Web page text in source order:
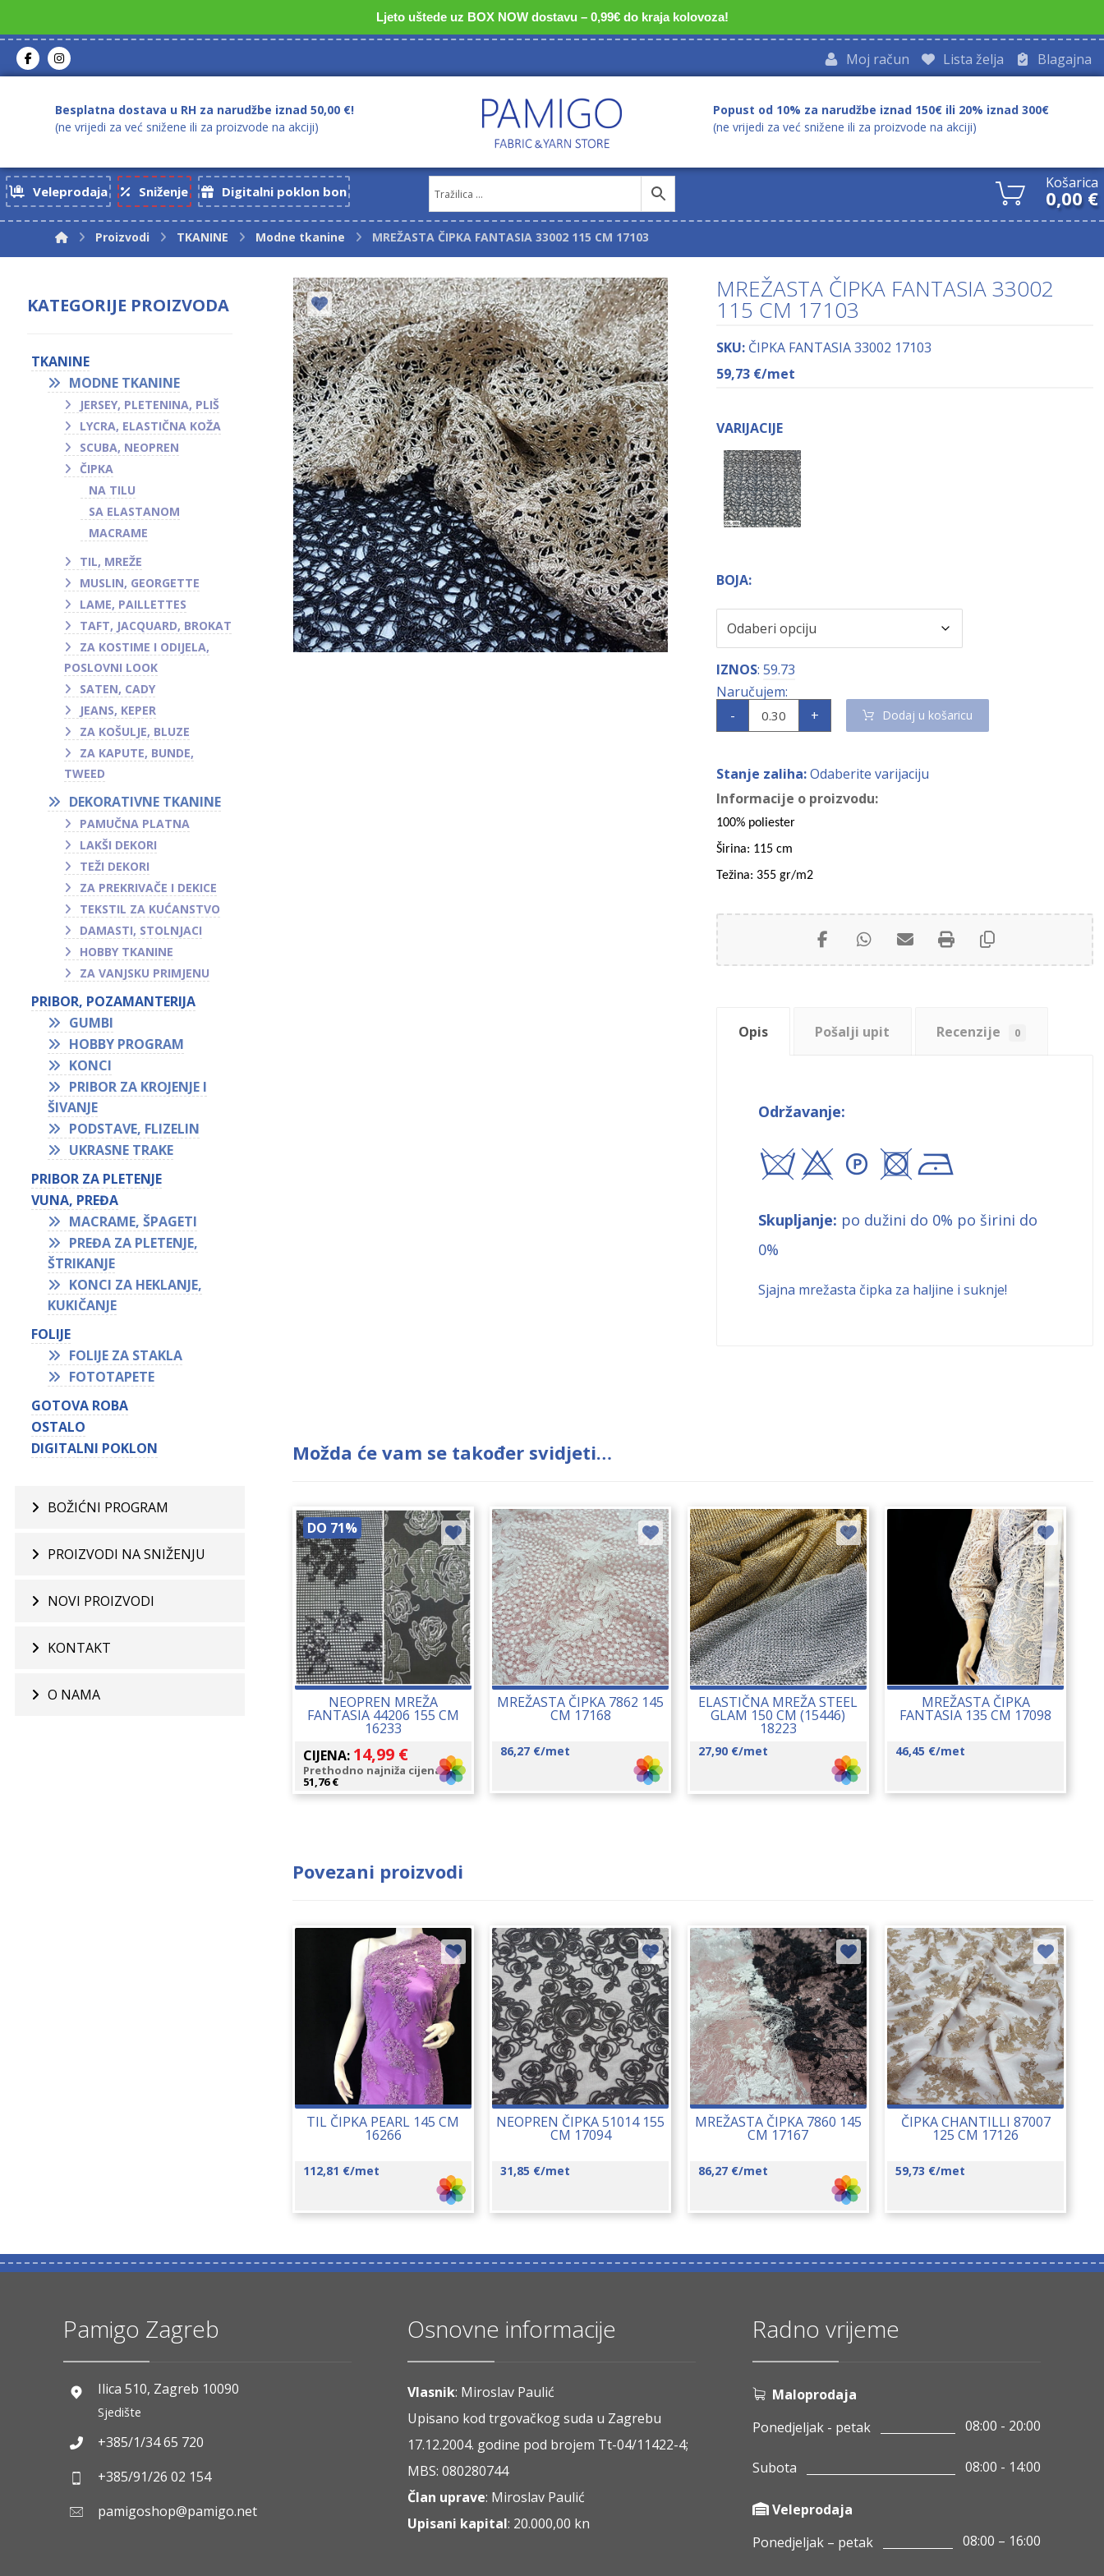
Ljeto uštede uz BOX NOW dostavu – 0,99€ do kraja kolovoza!
Blagajna
Lista želja
Moj račun
Besplatna dostava u RH za narudžbe iznad 50,00 €!
(ne vrijedi za već snižene ili za proizvode na akciji)
Popust od 10% za narudžbe iznad 150€ ili 20% iznad 300€
(ne vrijedi za već snižene ili za proizvode na akciji)
Veleprodaja Sniženje Digitalni poklon bon Košarica
0,00 €
Proizvodi TKANINE Modne tkanine MREŽASTA ČIPKA FANTASIA 33002 115 CM 17103
MREŽASTA ČIPKA FANTASIA 33002
115 CM 17103
SKU: ČIPKA FANTASIA 33002 17103
59,73 €/met
VARIJACIJE
BOJA:
IZNOS:59.73
- + Dodaj u košaricu
Stanje zaliha: Odaberite varijaciju
Informacije o proizvodu:
100% poliester
Širina: 115 cm
Težina: 355 gr/m2
Opis Pošalji upit Recenzije 0
Održavanje:
sxA+!
Skupljanje: po dužini do 0% po širini do
0%
Sjajna mrežasta čipka za haljine i suknje!
Možda će vam se također svidjeti…
DO 71%
NEOPREN MREŽA
FANTASIA 44206 155 CM
16233
CIJENA: 14,99 €
Prethodno najniža cijena:
51,76€
MREŽASTA ČIPKA 7862 145
CM 17168
86,27 €/met
ELASTIČNA MREŽA STEEL
GLAM 150 CM (15446)
18223
27,90 €/met
MREŽASTA ČIPKA
FANTASIA 135 CM 17098
46,45 €/met
Povezani proizvodi
TIL ČIPKA PEARL 145 CM
16266
112,81 €/met
NEOPREN ČIPKA 51014 155
CM 17094
31,85 €/met
MREŽASTA ČIPKA 7860 145
CM 17167
86,27 €/met
ČIPKA CHANTILLI 87007
125 CM 17126
59,73 €/met
KATEGORIJE PROIZVODA
TKANINE
MODNE TKANINE
JERSEY, PLETENINA, PLIŠ
LYCRA, ELASTIČNA KOŽA
SCUBA, NEOPREN
ČIPKA
NA TILU
SA ELASTANOM
MACRAME
TIL, MREŽE
MUSLIN, GEORGETTE
LAME, PAILLETTES
TAFT, JACQUARD, BROKAT
ZA KOSTIME I ODIJELA,
POSLOVNI LOOK
SATEN, CADY
JEANS, KEPER
ZA KOŠULJE, BLUZE
ZA KAPUTE, BUNDE,
TWEED
DEKORATIVNE TKANINE
PAMUČNA PLATNA
LAKŠI DEKORI
TEŽI DEKORI
ZA PREKRIVAČE I DEKICE
TEKSTIL ZA KUĆANSTVO
DAMASTI, STOLNJACI
HOBBY TKANINE
ZA VANJSKU PRIMJENU
PRIBOR, POZAMANTERIJA
GUMBI
HOBBY PROGRAM
KONCI
PRIBOR ZA KROJENJE I
ŠIVANJE
PODSTAVE, FLIZELIN
UKRASNE TRAKE
PRIBOR ZA PLETENJE
VUNA, PREĐA
MACRAME, ŠPAGETI
PREĐA ZA PLETENJE,
ŠTRIKANJE
KONCI ZA HEKLANJE,
KUKIČANJE
FOLIJE
FOLIJE ZA STAKLA
FOTOTAPETE
GOTOVA ROBA
OSTALO
DIGITALNI POKLON
BOŽIĆNI PROGRAM
PROIZVODI NA SNIŽENJU
NOVI PROIZVODI
KONTAKT
O NAMA
Pamigo Zagreb
Ilica 510, Zagreb 10090
Sjedište
+385/1/34 65 720
+385/91/26 02 154
pamigoshop@pamigo.net
Osnovne informacije
Vlasnik: Miroslav Paulić
Upisano kod trgovačkog suda u Zagrebu
17.12.2004. godine pod brojem Tt-04/11422-4;
MBS: 080280744
Član uprave: Miroslav Paulić
Upisani kapital: 20.000,00 kn
Radno vrijeme
Maloprodaja
Ponedjeljak - petak
08:00 - 20:00
Subota 08:00 - 14:00
Veleprodaja
Ponedjeljak – petak
08:00 – 16:00